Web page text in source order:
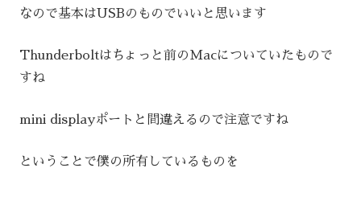
なので基本はUSBのものでいいと思います
Thunderboltはちょっと前のMacについていたもので
すね
mini displayポートと間違えるので注意ですね
ということで僕の所有しているものを